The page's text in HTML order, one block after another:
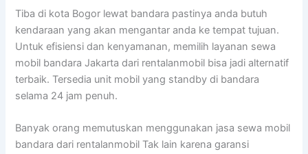
Tiba di kota Bogor lewat bandara pastinya anda butuh
kendaraan yang akan mengantar anda ke tempat tujuan.
Untuk efisiensi dan kenyamanan, memilih layanan sewa
mobil bandara Jakarta dari rentalanmobil bisa jadi alternatif
terbaik. Tersedia unit mobil yang standby di bandara
selama 24 jam penuh.
Banyak orang memutuskan menggunakan jasa sewa mobil
bandara dari rentalanmobil Tak lain karena garansi